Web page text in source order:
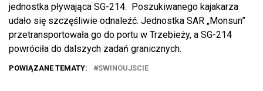
jednostka pływająca SG-214. Poszukiwanego kajakarza
udało się szczęśliwie odnaleźć. Jednostka SAR „Monsun”
przetransportowała go do portu w Trzebieży, a SG-214
powróciła do dalszych zadań granicznych.
POWIĄZANE TEMATY: SWINOUJSCIE